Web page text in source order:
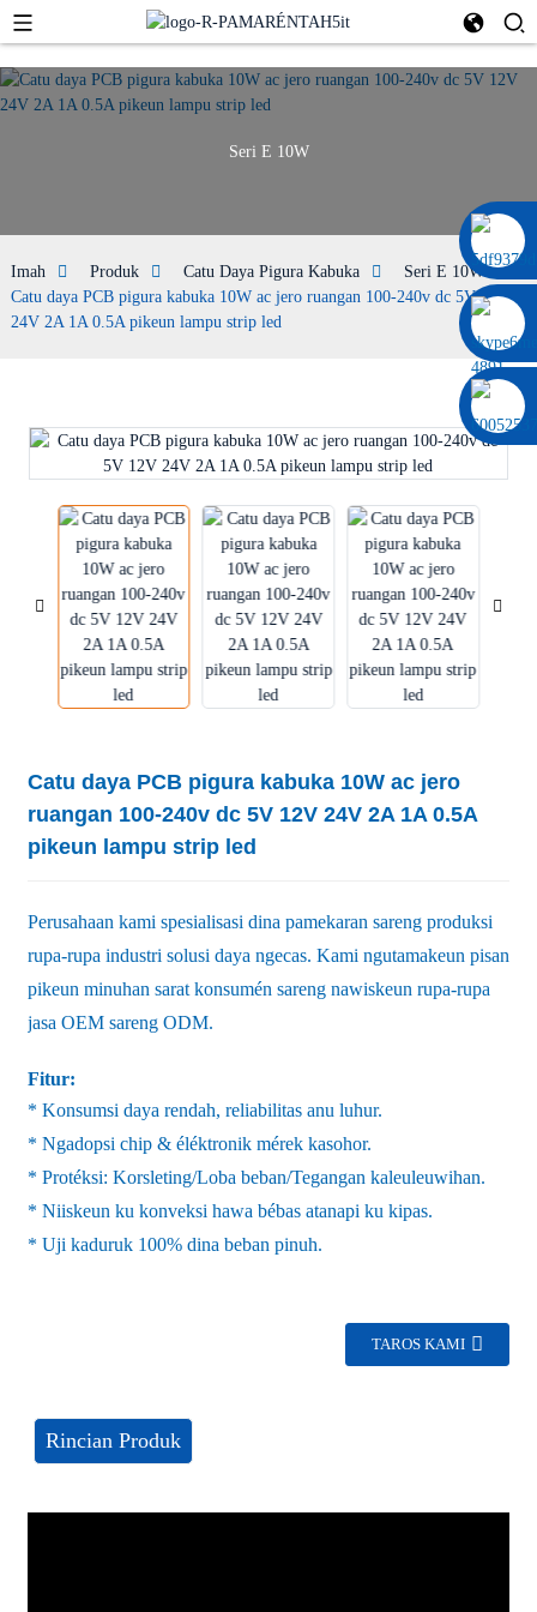
0086 13322920697
Seri E 10W
Imah Produk Catu Daya Pigura Kabuka
Seri E 10W
Catu daya PCB pigura kabuka 10W ac jero ruangan 100-240v dc 5V 12V
24V 2A 1A 0.5A pikeun lampu strip led
Catu daya PCB pigura kabuka 10W ac jero
ruangan 100-240v dc 5V 12V 24V 2A 1A 0.5A
pikeun lampu strip led
Perusahaan kami spesialisasi dina pamekaran sareng produksi
rupa-rupa industri solusi daya ngecas. Kami ngutamakeun pisan
pikeun minuhan sarat konsumén sareng nawiskeun rupa-rupa
jasa OEM sareng ODM.
Fitur:
* Konsumsi daya rendah, reliabilitas anu luhur.
* Ngadopsi chip & éléktronik mérek kasohor.
* Protéksi: Korsleting/Loba beban/Tegangan kaleuleuwihan.
* Niiskeun ku konveksi hawa bébas atanapi ku kipas.
* Uji kaduruk 100% dina beban pinuh.
TAROS KAMI
Rincian Produk